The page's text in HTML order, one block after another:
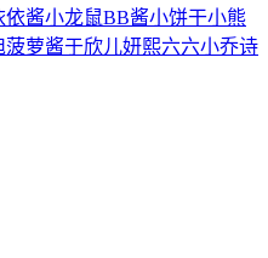
依酱小龙鼠BB酱小饼干小熊
菠萝酱于欣儿妍熙六六小乔诗